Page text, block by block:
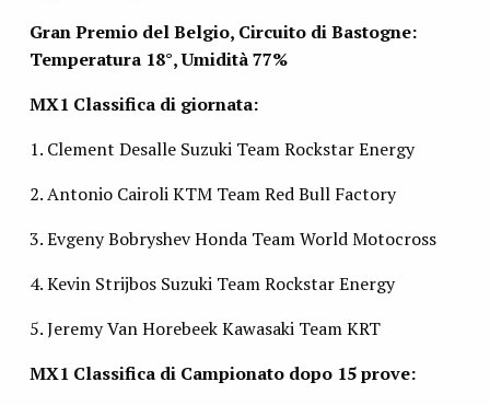
Gran Premio del Belgio, Circuito di Bastogne:
Temperatura 18°, Umidità 77%
MX1 Classifica di giornata:
1. Clement Desalle Suzuki Team Rockstar Energy
2. Antonio Cairoli KTM Team Red Bull Factory
3. Evgeny Bobryshev Honda Team World Motocross
4. Kevin Strijbos Suzuki Team Rockstar Energy
5. Jeremy Van Horebeek Kawasaki Team KRT
MX1 Classifica di Campionato dopo 15 prove: